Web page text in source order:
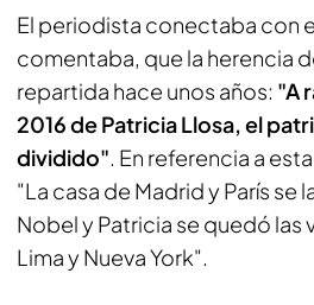
El periodista conectaba con
comentaba, que la herencia
repartida hace unos años: "A
2016 de Patricia Llosa, el
dividido". En referencia a
"La casa de Madrid y París se
Nobel y Patricia se quedó las
Lima y Nueva York".